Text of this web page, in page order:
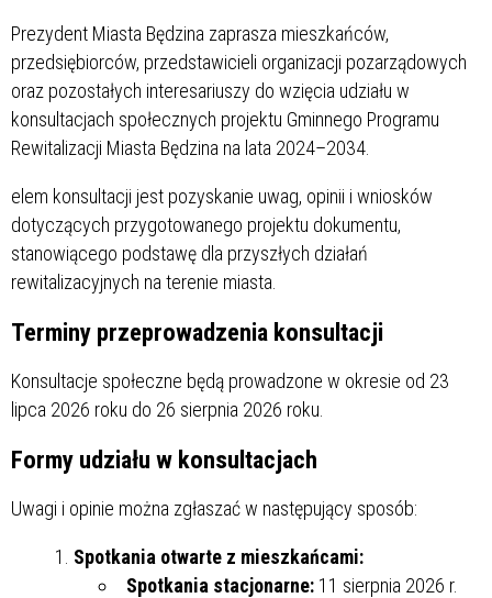
Prezydent Miasta Będzina zaprasza mieszkańców,
przedsiębiorców, przedstawicieli organizacji pozarządowych
oraz pozostałych interesariuszy do wzięcia udziału w
konsultacjach społecznych projektu Gminnego Programu
Rewitalizacji Miasta Będzina na lata 2024–2034.
elem konsultacji jest pozyskanie uwag, opinii i wniosków
dotyczących przygotowanego projektu dokumentu,
stanowiącego podstawę dla przyszłych działań
rewitalizacyjnych na terenie miasta.
Terminy przeprowadzenia konsultacji
Konsultacje społeczne będą prowadzone w okresie od 23
lipca 2026 roku do 26 sierpnia 2026 roku.
Formy udziału w konsultacjach
Uwagi i opinie można zgłaszać w następujący sposób:
Spotkania otwarte z mieszkańcami:
Spotkania stacjonarne: 11 sierpnia 2026 r.